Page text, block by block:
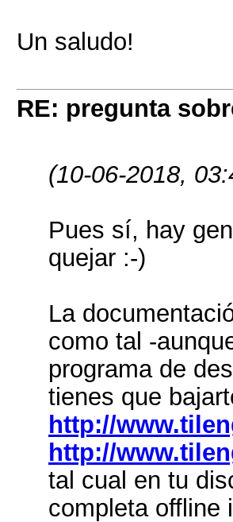
Un saludo!
RE: pregunta
(10-06-2018,
Pues sí, hay
quejar :-)
La
como tal -
programa de
tienes que
http://
http://
tal cual en tu
completa offline